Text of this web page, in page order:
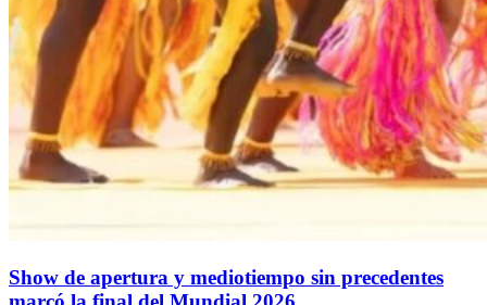
Show de apertura y mediotiempo sin precedentes